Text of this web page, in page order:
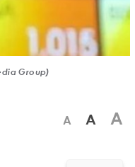
Group)
A A A